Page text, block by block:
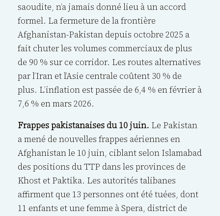
saoudite, n’a jamais donné lieu à un accord
formel. La fermeture de la frontière
Afghanistan-Pakistan depuis octobre 2025 a
fait chuter les volumes commerciaux de plus
de 90 % sur ce corridor. Les routes alternatives
par l’Iran et l’Asie centrale coûtent 30 % de
plus. L’inflation est passée de 6,4 % en février à
7,6 % en mars 2026.
Frappes pakistanaises du 10 juin. Le Pakistan
a mené de nouvelles frappes aériennes en
Afghanistan le 10 juin, ciblant selon Islamabad
des positions du TTP dans les provinces de
Khost et Paktika. Les autorités talibanes
affirment que 13 personnes ont été tuées, dont
11 enfants et une femme à Spera, district de